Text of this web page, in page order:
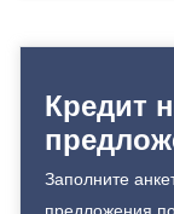
Кредит
Заполните
предложения